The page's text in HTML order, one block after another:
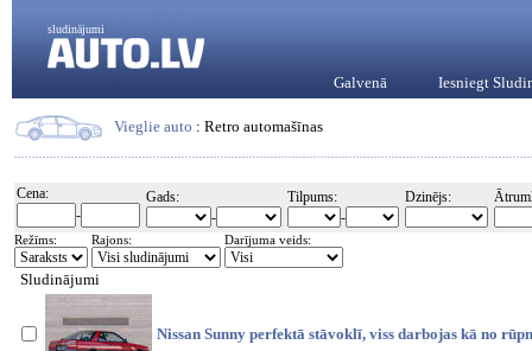
sludinājumi
Galvenā Iesniegt
Vieglie auto : Retro automašīnas
Cena:
-
Gads:
-
Tilpums:
-
Dzinējs:
Režīms: Rajons: Darījuma veids:
Sludinājumi
Nissan Sunny perfektā stāvoklī, viss darbojas kā no